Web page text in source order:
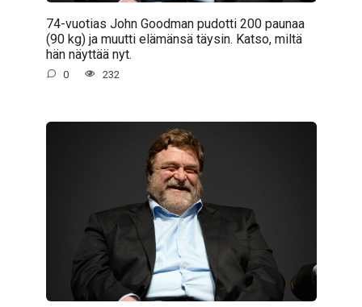
74-vuotias John Goodman pudotti 200 paunaa
(90 kg) ja muutti elämänsä täysin. Katso, miltä
hän näyttää nyt.
0 232